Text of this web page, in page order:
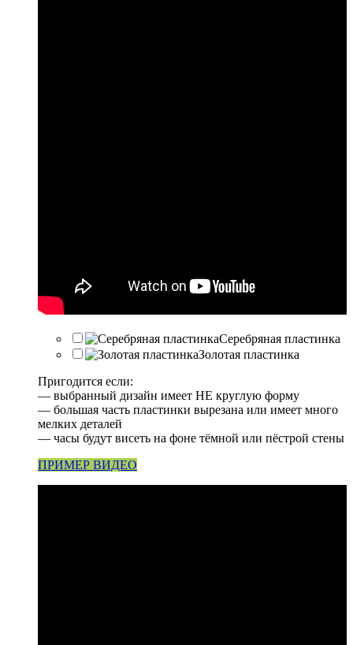
Серебряная пластинка
Золотая пластинка
Пригодится если:
— выбранный дизайн имеет НЕ круглую форму
— большая часть пластинки вырезана или имеет много
мелких деталей
— часы будут висеть на фоне тёмной или пёстрой стены
ПРИМЕР ВИДЕО